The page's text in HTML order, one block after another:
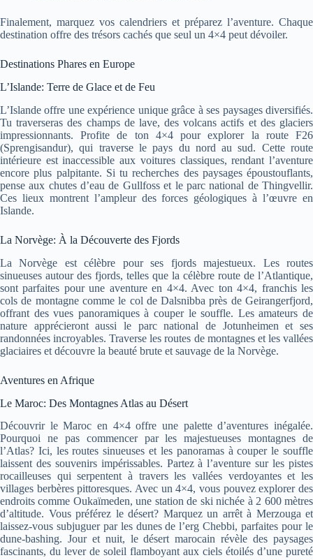
Finalement, marquez vos calendriers et préparez l’aventure. Chaque
destination offre des trésors cachés que seul un 4×4 peut dévoiler.
Destinations Phares en Europe
L’Islande: Terre de Glace et de Feu
L’Islande offre une expérience unique grâce à ses paysages diversifiés.
Tu traverseras des champs de lave, des volcans actifs et des glaciers
impressionnants. Profite de ton 4×4 pour explorer la route F26
(Sprengisandur), qui traverse le pays du nord au sud. Cette route
intérieure est inaccessible aux voitures classiques, rendant l’aventure
encore plus palpitante. Si tu recherches des paysages époustouflants,
pense aux chutes d’eau de Gullfoss et le parc national de Thingvellir.
Ces lieux montrent l’ampleur des forces géologiques à l’œuvre en
Islande.
La Norvège: À la Découverte des Fjords
La Norvège est célèbre pour ses fjords majestueux. Les routes
sinueuses autour des fjords, telles que la célèbre route de l’Atlantique,
sont parfaites pour une aventure en 4×4. Avec ton 4×4, franchis les
cols de montagne comme le col de Dalsnibba près de Geirangerfjord,
offrant des vues panoramiques à couper le souffle. Les amateurs de
nature apprécieront aussi le parc national de Jotunheimen et ses
randonnées incroyables. Traverse les routes de montagnes et les vallées
glaciaires et découvre la beauté brute et sauvage de la Norvège.
Aventures en Afrique
Le Maroc: Des Montagnes Atlas au Désert
Découvrir le Maroc en 4×4 offre une palette d’aventures inégalée.
Pourquoi ne pas commencer par les majestueuses montagnes de
l’Atlas? Ici, les routes sinueuses et les panoramas à couper le souffle
laissent des souvenirs impérissables. Partez à l’aventure sur les pistes
rocailleuses qui serpentent à travers les vallées verdoyantes et les
villages berbères pittoresques. Avec un 4×4, vous pouvez explorer des
endroits comme Oukaïmeden, une station de ski nichée à 2 600 mètres
d’altitude. Vous préférez le désert? Marquez un arrêt à Merzouga et
laissez-vous subjuguer par les dunes de l’erg Chebbi, parfaites pour le
dune-bashing. Jour et nuit, le désert marocain révèle des paysages
fascinants, du lever de soleil flamboyant aux ciels étoilés d’une pureté